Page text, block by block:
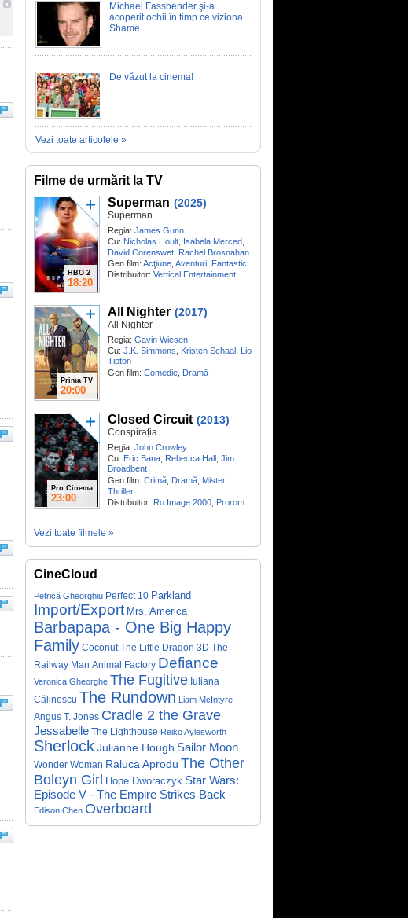
Michael Fassbender şi-a
acoperit ochii în timp ce viziona
Shame
De văzut la cinema!
Vezi toate articolele »
Filme de urmărit la TV
HBO 2
18:20
Superman (2025)
Superman
Regia: James Gunn
Cu: Nicholas Hoult Isabela Merced
David Corenswet, Rachel Brosnahan
Gen film: Acţiune Aventuri Fantastic
Distribuitor: Vertical Entertainment
Prima TV
20:00
All Nighter (2017)
All Nighter
Regia: Gavin Wiesen
Cu: J.K. Simmons Kristen Schaal Lio
Tipton
Gen film: Comedie Dramă
Pro Cinema
23:00
Closed Circuit (2013)
Conspirația
Regia: John Crowley
Cu: Eric Bana Rebecca Hall Jim
Broadbent
Gen film: Crimă Dramă Mister,
Thriller
Distribuitor: Ro Image 2000 Prorom
Vezi toate filmele »
CineCloud
Petrică Gheorghiu Perfect 10 Parkland
Import/Export Mrs. America
Barbapapa - One Big Happy
Family Coconut The Little Dragon 3D The
Railway Man Animal Factory Defiance
Veronica Gheorghe The Fugitive Iuliana
Călinescu The Rundown Liam McIntyre
Angus T. Jones Cradle 2 the Grave
Jessabelle The Lighthouse Reiko Aylesworth
SherlockJulianne Hough Sailor Moon
Wonder Woman Raluca Aprodu The Other
Boleyn Girl Hope Dworaczyk Star Wars:
Episode V - The Empire Strikes Back
Edison Chen Overboard